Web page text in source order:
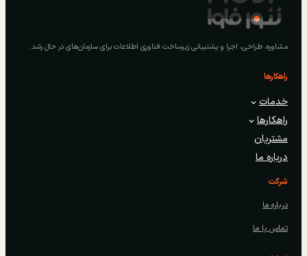
مشاوره، طراحی، اجرا و پشتیبانی زیرساخت فناوری اطلاعات برای سازمان‌های در حال رشد.
راهکارها
خدمات
راهکارها
مشتریان
درباره ما
شرکت
درباره ما
تماس با ما